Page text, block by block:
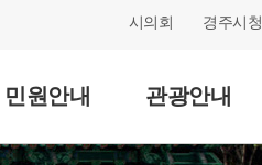
시의회 경주시청
민원안내 관광안내